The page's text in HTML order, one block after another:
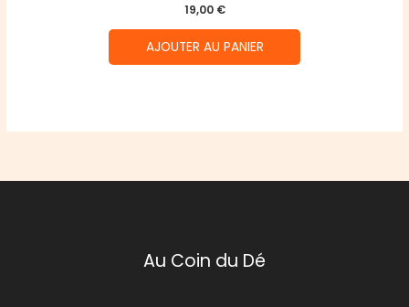
19,00 €
AJOUTER AU PANIER
Au Coin du Dé